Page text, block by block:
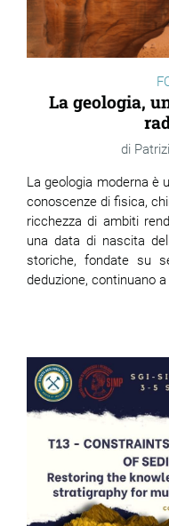
La geologia,
La geologia moderna è
conoscenze di fisica,
ricchezza di ambiti
una data di nascita
storiche, fondate su
deduzione, continuano